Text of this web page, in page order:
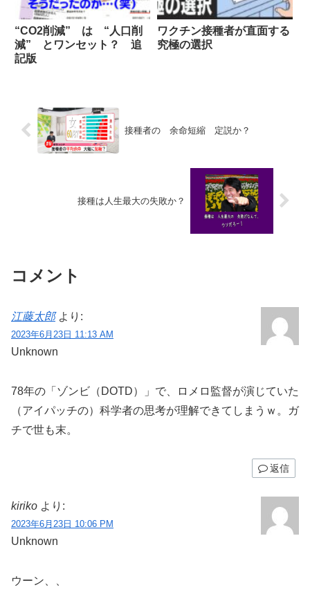
“CO2削減” は “人口削
減” とワンセット？ 追
記版
ワクチン接種者が直面する
究極の選択
接種者の 余命短縮 定説か？
接種は人生最大の失敗か？
コメント
江藤太郎 より:
2023年6月23日 11:13 AM
Unknown
78年の「ゾンビ（DOTD）」で、ロメロ監督が演じていた
（アイパッチの）科学者の思考が理解できてしまうｗ。ガ
チで世も末。
返信
kiriko より:
2023年6月23日 10:06 PM
Unknown
ウーン、、